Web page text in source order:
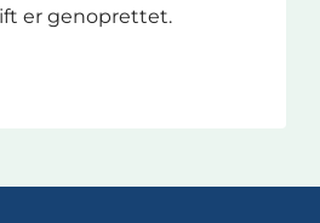
er genoprettet.